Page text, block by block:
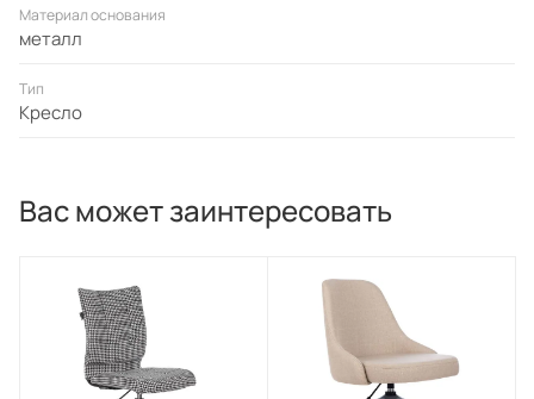
Материал основания
металл
Тип
Кресло
Вас может заинтересовать